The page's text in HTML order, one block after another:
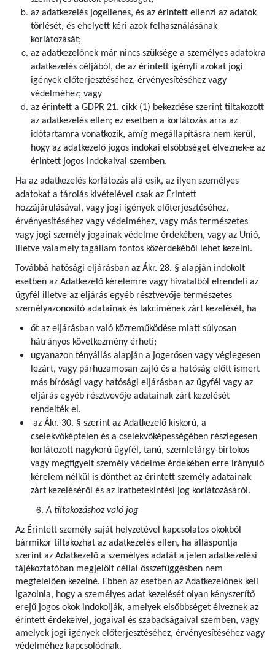
az adatkezelés jogellenes, és az érintett ellenzi az adatok
törlését, és ehelyett kéri azok felhasználásának
korlátozását;
az adatkezelőnek már nincs szüksége a személyes adatokra
adatkezelés céljából, de az érintett igényli azokat jogi
igények előterjesztéséhez, érvényesítéséhez vagy
védelméhez; vagy
az érintett a GDPR 21. cikk (1) bekezdése szerint tiltakozott
az adatkezelés ellen; ez esetben a korlátozás arra az
időtartamra vonatkozik, amíg megállapításra nem kerül,
hogy az adatkezelő jogos indokai elsőbbséget élveznek-e az
érintett jogos indokaival szemben.
Ha az adatkezelés korlátozás alá esik, az ilyen személyes
adatokat a tárolás kivételével csak az Érintett
hozzájárulásával, vagy jogi igények előterjesztéséhez,
érvényesítéséhez vagy védelméhez, vagy más természetes
vagy jogi személy jogainak védelme érdekében, vagy az Unió,
illetve valamely tagállam fontos közérdekéből lehet kezelni.
Továbbá hatósági eljárásban az Ákr. 28. § alapján indokolt
esetben az Adatkezelő kérelemre vagy hivatalból elrendeli az
ügyfél illetve az eljárás egyéb résztvevője természetes
személyazonosító adatainak és lakcímének zárt kezelését, ha
őt az eljárásban való közreműködése miatt súlyosan
hátrányos következmény érheti;
ugyanazon tényállás alapján a jogerősen vagy véglegesen
lezárt, vagy párhuzamosan zajló és a hatóság előtt ismert
más bírósági vagy hatósági eljárásban az ügyfél vagy az
eljárás egyéb résztvevője adatainak zárt kezelését
rendelték el.
az Ákr. 30. § szerint az Adatkezelő kiskorú, a
cselekvőképtelen és a cselekvőképességében részlegesen
korlátozott nagykorú ügyfél, tanú, szemletárgy-birtokos
vagy megfigyelt személy védelme érdekében erre irányuló
kérelem nélkül is dönthet az érintett személy adatainak
zárt kezeléséről és az iratbetekintési jog korlátozásáról.
A tiltakozáshoz való jog
Az Érintett személy saját helyzetével kapcsolatos okokból
bármikor tiltakozhat az adatkezelés ellen, ha álláspontja
szerint az Adatkezelő a személyes adatát a jelen adatkezelési
tájékoztatóban megjelölt céllal összefüggésben nem
megfelelően kezelné. Ebben az esetben az Adatkezelőnek kell
igazolnia, hogy a személyes adat kezelését olyan kényszerítő
erejű jogos okok indokolják, amelyek elsőbbséget élveznek az
érintett érdekeivel, jogaival és szabadságaival szemben, vagy
amelyek jogi igények előterjesztéséhez, érvényesítéséhez vagy
védelméhez kapcsolódnak.